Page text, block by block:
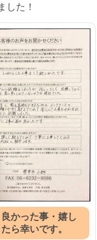
した！
かった事・嬉し
ら幸いです。